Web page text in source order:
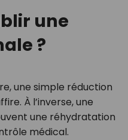
une
?
une simple réduction
À l’inverse, une
une réhydratation
médical.